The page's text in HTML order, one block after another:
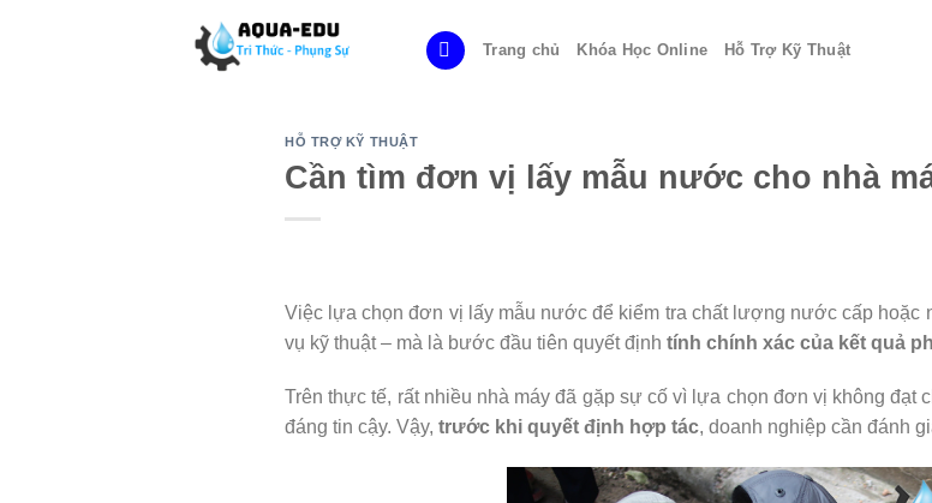
Trang chủ Khóa Học Online Hỗ Trợ Kỹ Thuật
HỖ TRỢ KỸ THUẬT
Cần tìm đơn vị lấy mẫu nước cho nhà
Việc lựa chọn đơn vị lấy mẫu nước để kiểm tra chất lượng nước cấp hoặc
vụ kỹ thuật – mà là bước đầu tiên quyết định tính chính xác của kết quả
Trên thực tế, rất nhiều nhà máy đã gặp sự cố vì lựa chọn đơn vị không đạt
đáng tin cậy. Vậy, trước khi quyết định hợp tác, doanh nghiệp cần đánh